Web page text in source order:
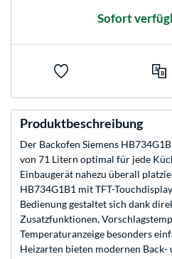
Sofort
Produktbeschreibung
Der Backofen Siemens
von 71 Litern optimal für jede
Einbaugerät nahezu überall
HB734G1B1 mit TFT-
Bedienung gestaltet sich dank
Zusatzfunktionen,
Temperaturanzeige besonders
Heizarten bieten modernen